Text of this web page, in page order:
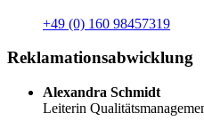
+49 (0) 160 98457319
Reklamationsabwicklung
Alexandra Schmidt
Leiterin